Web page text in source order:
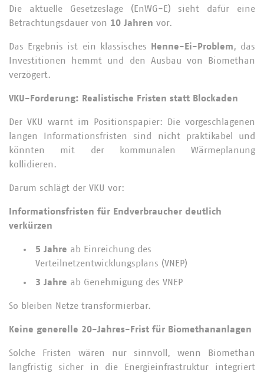
Die aktuelle Gesetzeslage (EnWG-E) sieht dafür eine
Betrachtungsdauer von 10 Jahren vor.
Das Ergebnis ist ein klassisches Henne-Ei-Problem, das
Investitionen hemmt und den Ausbau von Biomethan
verzögert.
VKU-Forderung: Realistische Fristen statt Blockaden
Der VKU warnt im Positionspapier: Die vorgeschlagenen
langen Informationsfristen sind nicht praktikabel und
könnten mit der kommunalen Wärmeplanung
kollidieren.
Darum schlägt der VKU vor:
Informationsfristen für Endverbraucher deutlich
verkürzen
5 Jahre ab Einreichung des
Verteilnetzentwicklungsplans (VNEP)
3 Jahre ab Genehmigung des VNEP
So bleiben Netze transformierbar.
Keine generelle 20-Jahres-Frist für Biomethananlagen
Solche Fristen wären nur sinnvoll, wenn Biomethan
langfristig sicher in die Energieinfrastruktur integriert